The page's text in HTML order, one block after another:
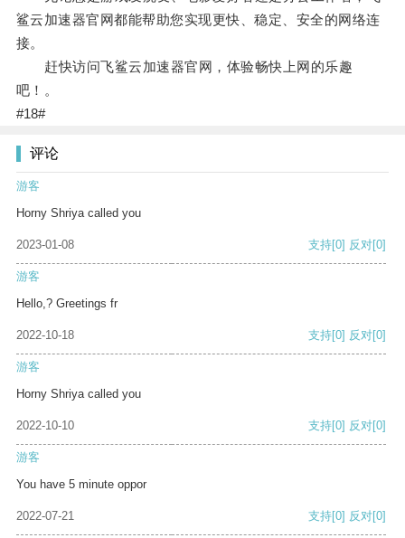
鲨云加速器官网都能帮助您实现更快、稳定、安全的网络连
接。
赶快访问飞鲨云加速器官网，体验畅快上网的乐趣
吧！。
#18#
评论
游客
Horny Shriya called you
2023-01-08 支持[0] 反对[0]
游客
Hello,? Greetings fr
2022-10-18 支持[0] 反对[0]
游客
Horny Shriya called you
2022-10-10 支持[0] 反对[0]
游客
You have 5 minute oppor
2022-07-21 支持[0] 反对[0]